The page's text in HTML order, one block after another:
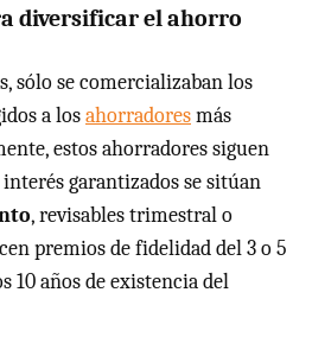
diversificar el ahorro
sólo se comercializaban los
a losahorradoresmás
estos ahorradores siguen
garantizados se sitúan
, revisables trimestral o
premios de fidelidad del 3 o 5
10 años de existencia del